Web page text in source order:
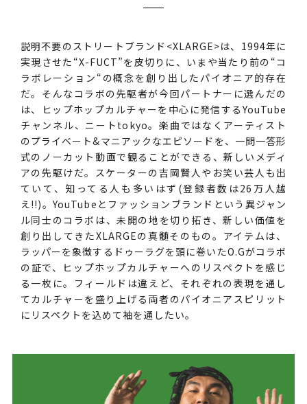
説明不要のストリートブランド<XLARGE>は、1994年に
実現させた“X-FUCT”を皮切りに、いまや当たり前の“コ
ラボレーション“の概念を創り出したパイオニア的存在
だ。そんなコラボの先駆者が今回パートナーに選んだの
は、ヒップホップカルチャーを中心に発信するYouTube
チャンネル、ニートtokyo。楽曲ではなくアーティスト
のプライベート&マニアックなエピソードを、一問一答形
式のノーカット動画で観ることができる、新しいメディ
アの先駆けだ。スケーターの吉岡賢人やお笑い芸人も出
ていて、知ってる人も多いはず(登録者数は26万人越
え!!)。YouTubeとファッションブランドという異ジャン
ル同士のコラボは、未開の地を切り拓き、新しい価値を
創り出してきたXLARGEの真髄そのもの。アイテムは、
ラッパーを象徴するドゥーラグを頭に巻いたO.Gがコラボ
の証で、ヒップホップカルチャーへのリスペクトを感じ
る一枚に。フィールドは違えど、それぞれの表現を通し
てカルチャーを盛り上げる両者のパイオニアスピリット
にリスペクトを込めて袖を通したい。